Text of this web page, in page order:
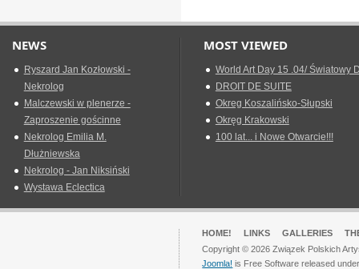
NEWS
Ryszard Jan Kozłowski -
Nekrolog
Malczewski w plenerze -
Zaproszenie gościnne
Nekrolog Emilia M.
Dłużniewska
Nekrolog - Jan Niksiński
Wystawa Eclectica
MOST VIEWED
World Art Day 15 .04/ Światowy
DROIT DE SUITE
Okreg Koszalińsko-Słupski
Okręg Krakowski
100 lat... i Nowe Otwarcie!!!
HOME! LINKS GALLERIES
Copyright © 2026 Związek Polskich
Joomla! is Free Software released